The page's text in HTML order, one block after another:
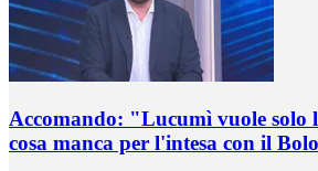
Accomando: "Lucumì vuole solo
cosa manca per l'intesa con il